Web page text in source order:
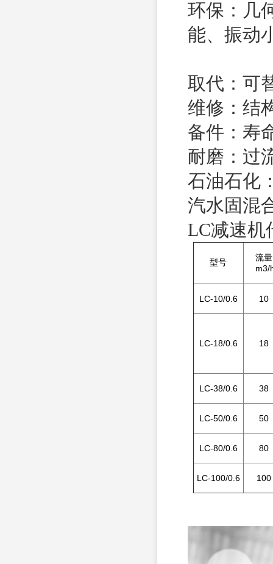
环保：几
能、振动
取代：可
维修：结
备件：寿
耐磨：过
石油石化
汽水固混
LC减速机
型号
流量
m3/
LC-10/0.6 10
LC-18/0.6 18
LC-38/0.6 38
LC-50/0.6 50
LC-80/0.6 80
LC-100/0.6 100